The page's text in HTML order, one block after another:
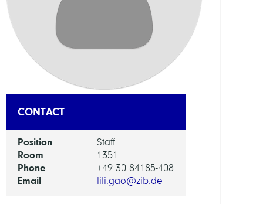
CONTACT
Position Staff
Room 1351
Phone +49 30 84185-408
Email lili.gao@zib.de